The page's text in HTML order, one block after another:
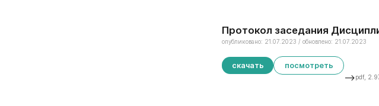
Протокол заседания
опубликовано: 21.07.2023 / обновлено: 21.07.2023
скачать посмотреть
-->pdf,